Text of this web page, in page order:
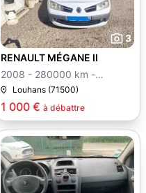
3
1 000 € à débattre
RENAULT MÉGANE II
2008 - 280000 km -
Manuelle
Louhans (71500)